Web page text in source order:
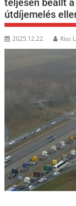
teljesen beállt
útdíjemelés
2025.12.22. Kiss